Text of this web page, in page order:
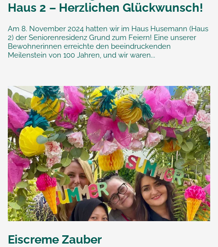
Haus 2 – Herzlichen Glückwunsch!
Am 8. November 2024 hatten wir im Haus Husemann (Haus
2) der Seniorenresidenz Grund zum Feiern! Eine unserer
Bewohnerinnen erreichte den beeindruckenden
Meilenstein von 100 Jahren, und wir waren...
Eiscreme Zauber